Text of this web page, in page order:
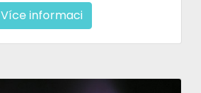
Více informaci